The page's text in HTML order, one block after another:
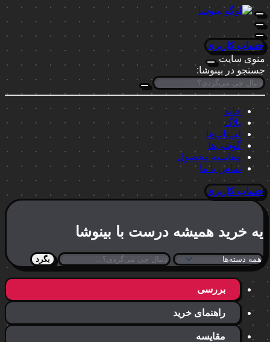
حساب کاربری
منوی سایت
جستجو در بینوشا:
خانه
بلاگ
لپ‌تاپ‌ها
گوشی‌ها
مقایسه محصول
تماس با ما
حساب کاربری
یه خرید همیشه درست با بینوشا
بگرد
بررسی
راهنمای خرید
مقایسه